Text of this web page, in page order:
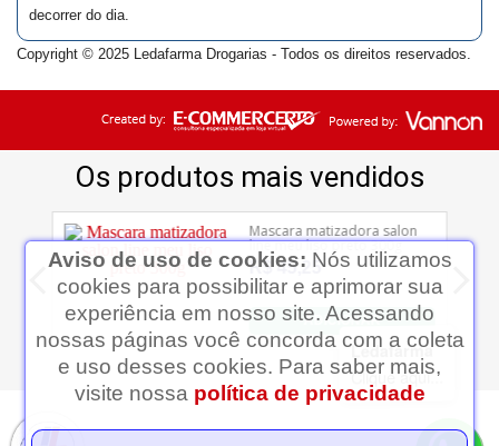
Ledafarma
Clique aqui...
decorrer do dia.
Copyright © 2025 Ledafarma Drogarias - Todos os direitos reservados.
Aviso de uso de cookies: Nós utilizamos
cookies para possibilitar e aprimorar sua
experiência em nosso site. Acessando
nossas páginas você concorda com a coleta
e uso desses cookies. Para saber mais,
visite nossa política de privacidade